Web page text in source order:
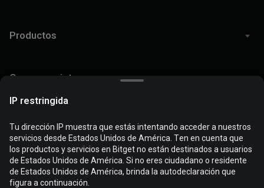
Productos
Comprar cripto
Legal
Las cookies se usan para optimizar y personalizar tu experiencia
en el sitio web. Puedes gestionar tus preferencias de cookies y
consultar laPolítica de Cookies
IP restringida
Tu dirección IP muestra que estás intentando acceder a nuestros
servicios desde Estados Unidos de América. Ten en cuenta que
los productos y servicios en Bitget no están destinados a usuarios
de Estados Unidos de América. Si no eres ciudadano o residente
de Estados Unidos de América, brinda la autodeclaración que
figura a continuación.